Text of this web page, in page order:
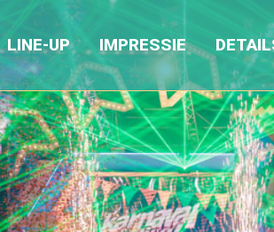
LINE-UP IMPRESSIE
Fanaticz